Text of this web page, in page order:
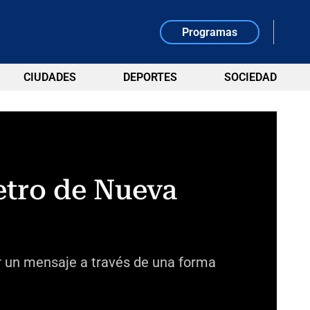
Programas
CIUDADES DEPORTES SOCIEDAD
de Nueva
mensaje a través de una forma